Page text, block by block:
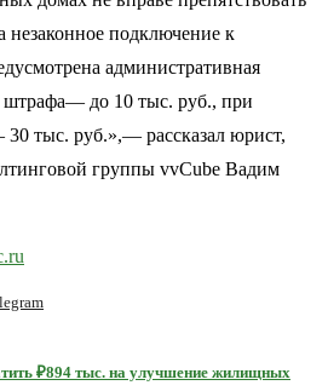
незаконное подключение к
административная
штрафа— до 10 тыс. руб., при
тыс. руб.»,— рассказал юрист,
группы vvCube Вадим
₽894 тыс. на улучшение жилищных